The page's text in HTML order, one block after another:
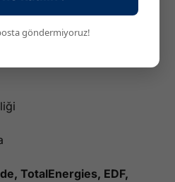
sektörler şunlardır:
TotalEnergies, EDF,
göndermiyoruz!